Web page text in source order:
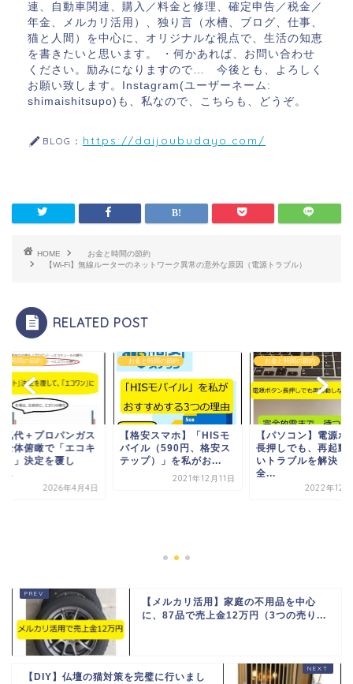
連、自動車関連、購入／料金と修理、確定申告／税金／
年金、メルカリ活用）、独り言（水槽、ブログ、仕事、
猫と人間）を中心に、オリジナルな視点で、生活の知恵
を書きたいと思います。 ・何かあれば、お問い合わせ
ください。励みになりますので… 今後とも、よろしく
お願い致します。Instagram(ユーザーネーム:
shimaishitsupo)も、私なので、こちらも、どうぞ。
BLOG： https://daijoubudayo.com/
HOME
お金と時間の節約
【Wi-Fi】無線ルーターのネットワーク異常の意外な原因（電源トラブル）
RELATED POST
時間の節約
気代＋プロパンガス
全体俯瞰で「エコキ
ト」決定を覆し
...
2026年4月4日
お金と時間の節約
【格安スマホ】「HISモ
バイル（590円、格安ス
テップ）」を私がお...
2021年12月11日
お金と時間の節約
【パソコン】電源ボ
長押しでも、再起動
いトラブルを解決（
全...
2022年12
【メルカリ活用】家庭の不用品を中心
に、87品で売上金12万円（3つの売り...
【DIY】仏壇の猫対策を完璧に行いまし